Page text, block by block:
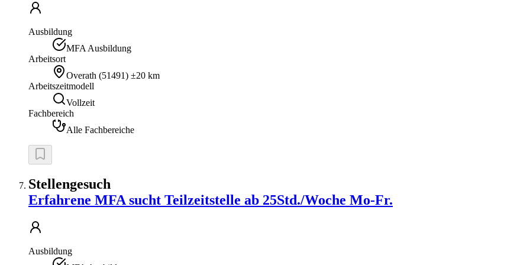
Ausbildung
MFA Ausbildung
Arbeitsort
Overath (51491) ±20 km
Arbeitszeitmodell
Vollzeit
Fachbereich
Alle Fachbereiche
Stellengesuch
Erfahrene MFA sucht Teilzeitstelle ab 25Std./Woche Mo-Fr.
Ausbildung